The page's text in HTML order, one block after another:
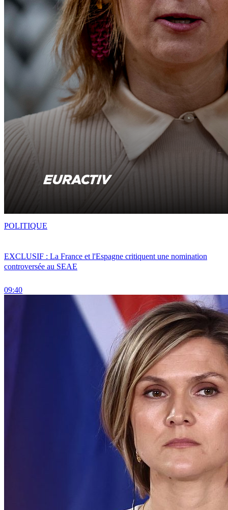
EXCLUSIF : La France et l'Espagne critiquent une nomination
controversée au SEAE
09:40
POLITIQUE